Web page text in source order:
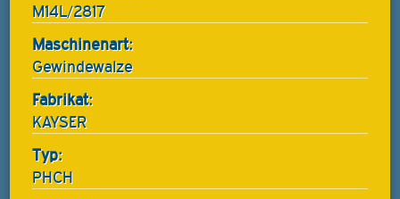
M14L/2817
Maschinenart:
Gewindewalze
Fabrikat:
KAYSER
Typ:
PHCH